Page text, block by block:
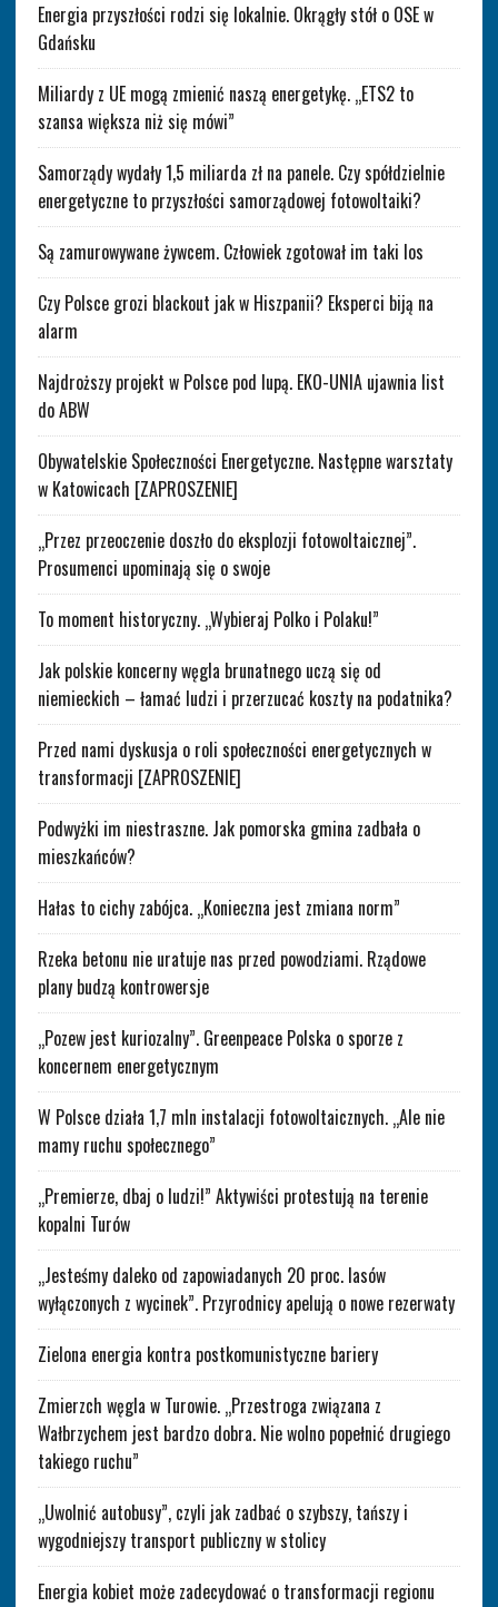
Energia przyszłości rodzi się lokalnie. Okrągły stół o OSE w
Gdańsku
Miliardy z UE mogą zmienić naszą energetykę. „ETS2 to
szansa większa niż się mówi”
Samorządy wydały 1,5 miliarda zł na panele. Czy spółdzielnie
energetyczne to przyszłości samorządowej fotowoltaiki?
Są zamurowywane żywcem. Człowiek zgotował im taki los
Czy Polsce grozi blackout jak w Hiszpanii? Eksperci biją na
alarm
Najdroższy projekt w Polsce pod lupą. EKO-UNIA ujawnia list
do ABW
Obywatelskie Społeczności Energetyczne. Następne warsztaty
w Katowicach [ZAPROSZENIE]
„Przez przeoczenie doszło do eksplozji fotowoltaicznej”.
Prosumenci upominają się o swoje
To moment historyczny. „Wybieraj Polko i Polaku!”
Jak polskie koncerny węgla brunatnego uczą się od
niemieckich – łamać ludzi i przerzucać koszty na podatnika?
Przed nami dyskusja o roli społeczności energetycznych w
transformacji [ZAPROSZENIE]
Podwyżki im niestraszne. Jak pomorska gmina zadbała o
mieszkańców?
Hałas to cichy zabójca. „Konieczna jest zmiana norm”
Rzeka betonu nie uratuje nas przed powodziami. Rządowe
plany budzą kontrowersje
„Pozew jest kuriozalny”. Greenpeace Polska o sporze z
koncernem energetycznym
W Polsce działa 1,7 mln instalacji fotowoltaicznych. „Ale nie
mamy ruchu społecznego”
„Premierze, dbaj o ludzi!” Aktywiści protestują na terenie
kopalni Turów
„Jesteśmy daleko od zapowiadanych 20 proc. lasów
wyłączonych z wycinek”. Przyrodnicy apelują o nowe rezerwaty
Zielona energia kontra postkomunistyczne bariery
Zmierzch węgla w Turowie. „Przestroga związana z
Wałbrzychem jest bardzo dobra. Nie wolno popełnić drugiego
takiego ruchu”
„Uwolnić autobusy”, czyli jak zadbać o szybszy, tańszy i
wygodniejszy transport publiczny w stolicy
Energia kobiet może zadecydować o transformacji regionu